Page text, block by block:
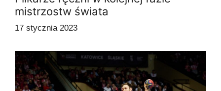
mistrzostw świata
17 stycznia 2023